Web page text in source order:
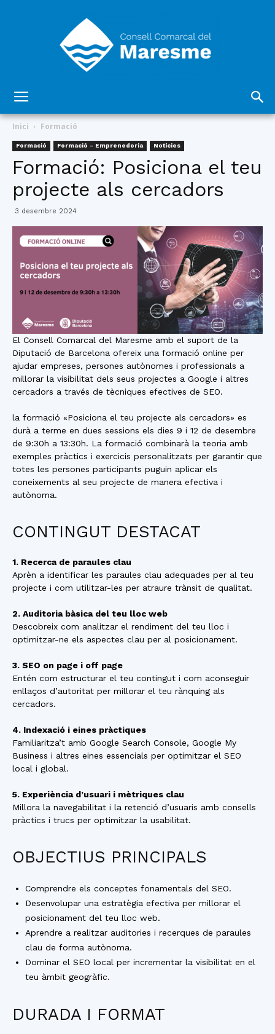
Comarcal
Maresme
Inici Formació
Formació Formació - Emprenedoria Notícies
Formació: Posiciona el teu
projecte als cercadors
3 desembre 2024
El Consell Comarcal del Maresme amb el suport de la
Diputació de Barcelona ofereix una formació online per
ajudar empreses, persones autònomes i professionals a
millorar la visibilitat dels seus projectes a Google i altres
cercadors a través de tècniques efectives de SEO.
la formació «Posiciona el teu projecte als cercadors» es
durà a terme en dues sessions els dies 9 i 12 de desembre
de 9:30h a 13:30h. La formació combinarà la teoria amb
exemples pràctics i exercicis personalitzats per garantir que
totes les persones participants puguin aplicar els
coneixements al seu projecte de manera efectiva i
autònoma.
CONTINGUT DESTACAT
1. Recerca de paraules clau
Aprèn a identificar les paraules clau adequades per al teu
projecte i com utilitzar-les per atraure trànsit de qualitat.
2. Auditoria bàsica del teu lloc web
Descobreix com analitzar el rendiment del teu lloc i
optimitzar-ne els aspectes clau per al posicionament.
3. SEO on page i off page
Entén com estructurar el teu contingut i com aconseguir
enllaços d’autoritat per millorar el teu rànquing als
cercadors.
4. Indexació i eines pràctiques
Familiaritza’t amb Google Search Console, Google My
Business i altres eines essencials per optimitzar el SEO
local i global.
5. Experiència d’usuari i mètriques clau
Millora la navegabilitat i la retenció d’usuaris amb consells
pràctics i trucs per optimitzar la usabilitat.
OBJECTIUS PRINCIPALS
Comprendre els conceptes fonamentals del SEO.
Desenvolupar una estratègia efectiva per millorar el
posicionament del teu lloc web.
Aprendre a realitzar auditories i recerques de paraules
clau de forma autònoma.
Dominar el SEO local per incrementar la visibilitat en el
teu àmbit geogràfic.
DURADA I FORMAT